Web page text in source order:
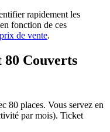
rapidement les
fonction de ces
de vente.
80 Couverts
80 places. Vous servez en
par mois). Ticket